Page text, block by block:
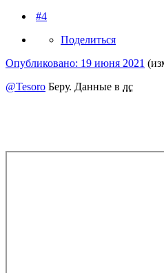
#4
Поделиться
Опубликовано: 19 июня 2021
@Tesoro Беру. Данные в лс